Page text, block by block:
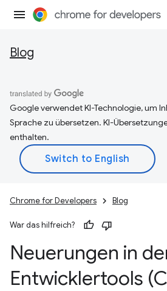
Blog
Google verwendet KI-Technologie, um
Sprache zu übersetzen. KI-
enthalten.
Chrome for Developers Blog
War das hilfreich?
Neuerungen in
Entwicklertools